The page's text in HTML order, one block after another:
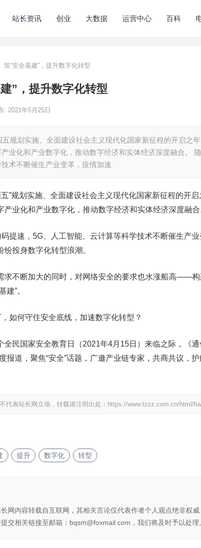
站长资讯 创业 大数据 运营中心 百科
筑“安全基建”，提升数字化转型
”，提升数字化转型
: 2021年5月25日
五规划实施、全面建设社会主义现代化国家新征程的开启之
业化和产业数字化，推动数字经济和实体经济深度融合。
术不断催生产业变革，疫情加速
”规划实施、全面建设社会主义现代化国家新征程的开
产业化和产业数字化，推动数字经济和实体经济深度融合
码提速，5G、人工智能、云计算等科学技术不断催生产
纷投身数字化转型浪潮。
求不断加大的同时，对网络安全的要求也水涨船高——
建”。
，如何守住安全底线，加速数字化转型？
全民国家安全教育日（2021年4月15日）来临之际，《通
报道，聚焦“安全”话题，广邀产业链专家，共商共议，
代表站长网立场，转载请注明出处： https://www.tzzz.com.cn/html/
提升 数字化 转型
长网内容转载自互联网，其相关言论仅代表作者个人观点绝非权
交相关链接至邮箱：bqsm@foxmail.com，我们将及时予以处理